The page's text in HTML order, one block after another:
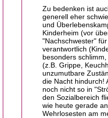
Zu bedenken ist
generell eher
und
Kinderheim (vor
"Nachschwester"
verantwortlich
besonders
(z.B. Grippe,
unzumutbare
die Nacht hindurch!
noch nicht so in
den Sozialbereich
wie heute gerade
Wehrlosesten am